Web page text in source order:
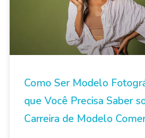
Como Ser Modelo
que Você Precisa Saber
Carreira de Modelo